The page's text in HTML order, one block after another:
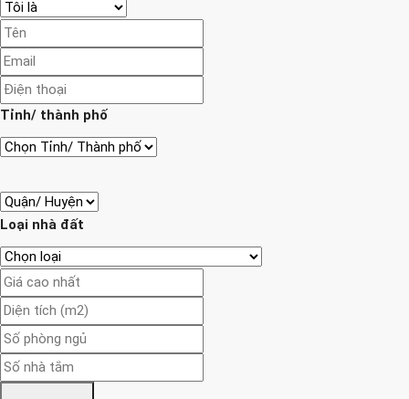
Tỉnh/ thành phố
Loại nhà đất